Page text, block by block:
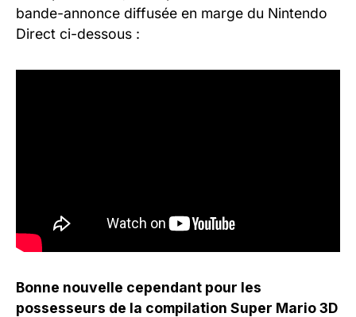
bande-annonce diffusée en marge du Nintendo
Direct ci-dessous :
Bonne nouvelle cependant pour les
possesseurs de la compilation Super Mario 3D